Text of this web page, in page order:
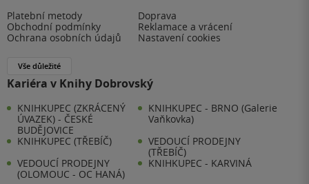
Platební metody
Doprava
Obchodní podmínky
Reklamace a vrácení
Ochrana osobních údajů
Nastavení cookies
Vše důležité
Kariéra v Knihy Dobrovský
KNIHKUPEC (ZKRÁCENÝ
ÚVAZEK) - ČESKÉ
BUDĚJOVICE
KNIHKUPEC - BRNO (Galerie
Vaňkovka)
KNIHKUPEC (TŘEBÍČ)
VEDOUCÍ PRODEJNY
(TŘEBÍČ)
VEDOUCÍ PRODEJNY
(OLOMOUC - OC HANÁ)
KNIHKUPEC - KARVINÁ